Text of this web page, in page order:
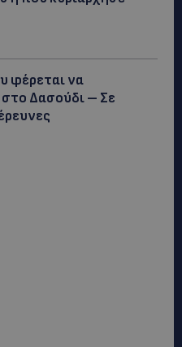
φέρεται να
Δασούδι – Σε